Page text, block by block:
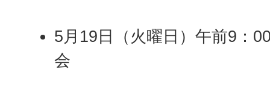
5月19日（火曜日）午前9：
会